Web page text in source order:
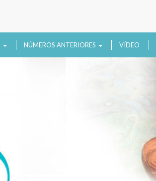
NÚMEROS ANTERIORES VÍDEO